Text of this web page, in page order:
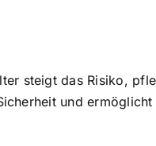
steigt das Risiko,
und ermöglicht